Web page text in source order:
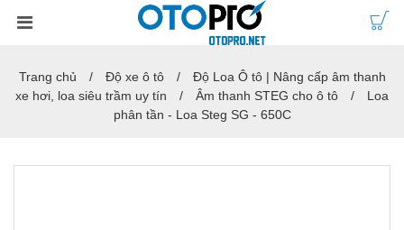
Trang chủ Độ xe ô tô
Độ Loa Ô tô | Nâng cấp âm thanh
xe hơi, loa siêu trầm uy tín
Âm thanh STEG cho ô tô
Loa
phân tần - Loa Steg SG - 650C